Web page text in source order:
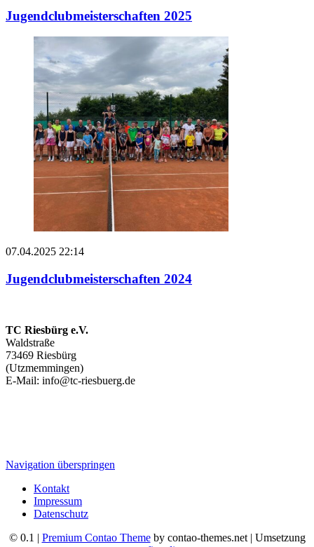
Jugendclubmeisterschaften 2025
07.04.2025 22:14
Jugendclubmeisterschaften 2024
TC Riesbürg e.V.
Waldstraße
73469 Riesbürg
(Utzmemmingen)
E-Mail: info@tc-riesbuerg.de
Navigation überspringen
Kontakt
Impressum
Datenschutz
© 0.1 | Premium Contao Themeby contao-themes.net | Umsetzung